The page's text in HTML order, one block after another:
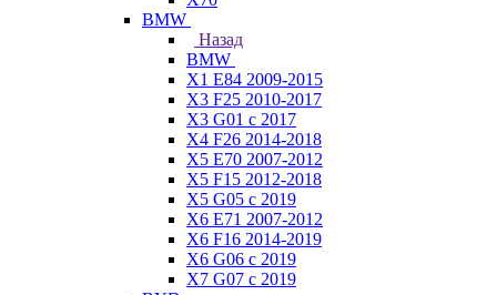
BMW
Назад
BMW
X1 E84 2009-2015
X3 F25 2010-2017
X3 G01 с 2017
X4 F26 2014-2018
X5 E70 2007-2012
X5 F15 2012-2018
X5 G05 с 2019
X6 E71 2007-2012
X6 F16 2014-2019
X6 G06 с 2019
X7 G07 с 2019